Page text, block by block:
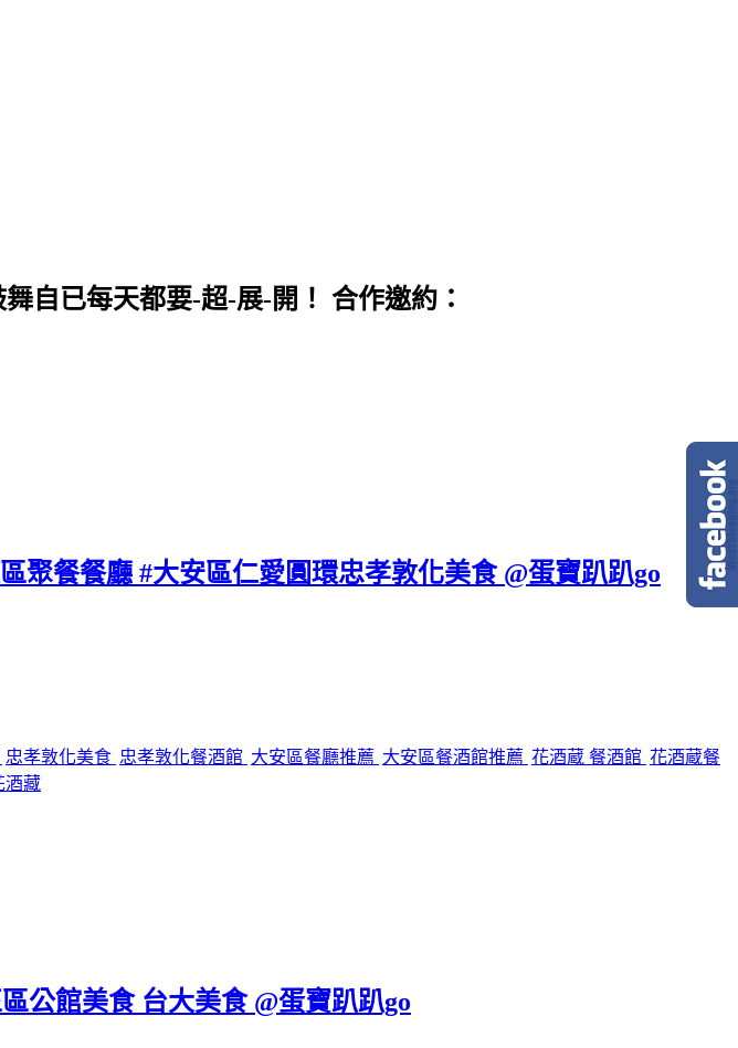
自已每天都要-超-展-開！ 合作邀約：
聚餐餐廳 #大安區仁愛圓環忠孝敦化美食 @蛋寶趴趴go
忠孝敦化美食 忠孝敦化餐酒館 大安區餐廳推薦 大安區餐酒館推薦 花酒蔵 餐酒館 花酒蔵餐
酒藏
公館美食 台大美食 @蛋寶趴趴go